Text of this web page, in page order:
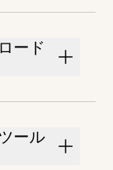
ード
ール